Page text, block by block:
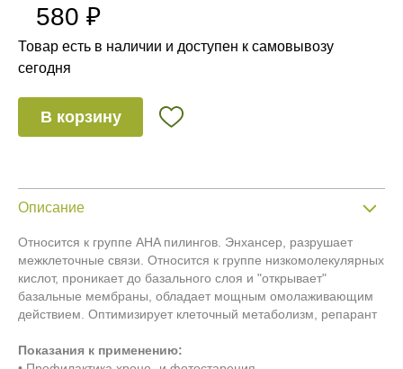
580 ₽
Товар есть в наличии и доступен к самовывозу
сегодня
В корзину
Описание
Относится к группе AHA пилингов. Энхансер, разрушает
межклеточные связи. Относится к группе низкомолекулярных
кислот, проникает до базального слоя и "открывает"
базальные мембраны, обладает мощным омолаживающим
действием. Оптимизирует клеточный метаболизм, репарант
Показания к применению: